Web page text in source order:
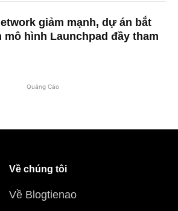
giảm mạnh, dự án bắt
hình Launchpad đầy tham
Quảng Cáo
Về chúng tôi
Về Blogtienao